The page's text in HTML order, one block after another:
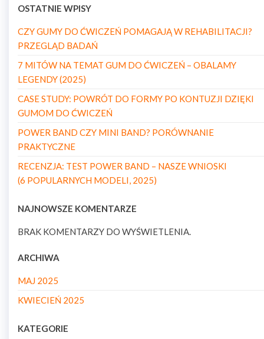
OSTATNIE WPISY
CZY GUMY DO ĆWICZEŃ POMAGAJĄ W REHABILITACJI?
PRZEGLĄD BADAŃ
7 MITÓW NA TEMAT GUM DO ĆWICZEŃ – OBALAMY
LEGENDY (2025)
CASE STUDY: POWRÓT DO FORMY PO KONTUZJI DZIĘKI
GUMOM DO ĆWICZEŃ
POWER BAND CZY MINI BAND? PORÓWNANIE
PRAKTYCZNE
RECENZJA: TEST POWER BAND – NASZE WNIOSKI
(6 POPULARNYCH MODELI, 2025)
NAJNOWSZE KOMENTARZE
BRAK KOMENTARZY DO WYŚWIETLENIA.
ARCHIWA
MAJ 2025
KWIECIEŃ 2025
KATEGORIE